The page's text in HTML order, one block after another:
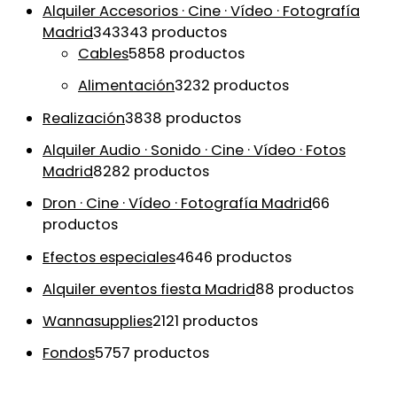
Alquiler Accesorios · Cine · Vídeo · Fotografía
Madrid343343 productos
Cables5858 productos
Alimentación3232 productos
Realización3838 productos
Alquiler Audio · Sonido · Cine · Vídeo · Fotos
Madrid8282 productos
Dron · Cine · Vídeo · Fotografía Madrid66
productos
Efectos especiales4646 productos
Alquiler eventos fiesta Madrid88 productos
Wannasupplies2121 productos
Fondos5757 productos